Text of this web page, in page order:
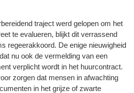
traject werd gelopen om het
te evalueren, blijkt dit verrassend
regeerakkoord. De enige nieuwigheid
nu ook de vermelding van een
verplicht wordt in het huurcontract.
zorgen dat mensen in afwachting
in het grijze of zwarte